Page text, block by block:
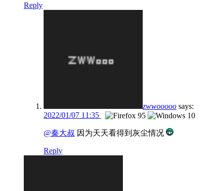
Reply
zwwooooo says:
2022/01/07 11:35
@秦大叔 因为天天看得到灰尘情况
Reply